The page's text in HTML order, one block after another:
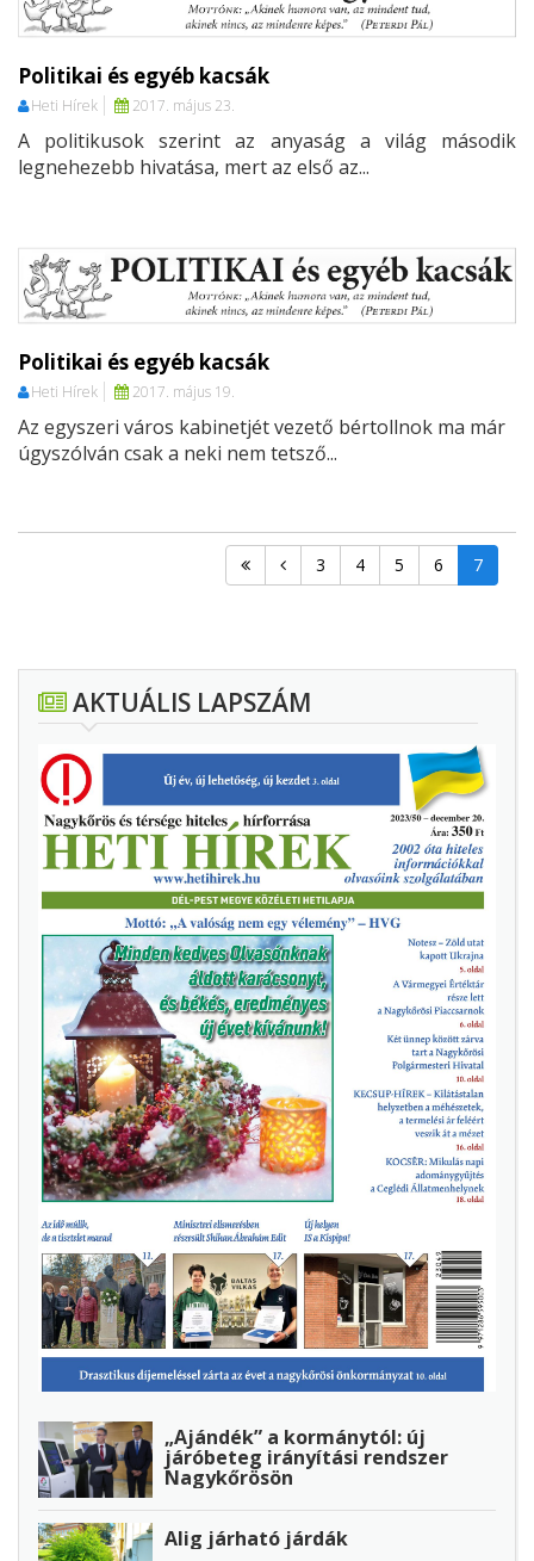
Politikai és egyéb kacsák
Heti Hírek 2017. május 23.
A politikusok szerint az anyaság a világ második
legnehezebb hivatása, mert az első az...
Politikai és egyéb kacsák
Heti Hírek 2017. május 19.
Az egyszeri város kabinetjét vezető bértollnok ma már
úgyszólván csak a neki nem tetsző...
3 4 5 6 7
AKTUÁLIS LAPSZÁM
„Ajándék” a kormánytól: új
járóbeteg irányítási rendszer
Nagykőrösön
Alig járható járdák